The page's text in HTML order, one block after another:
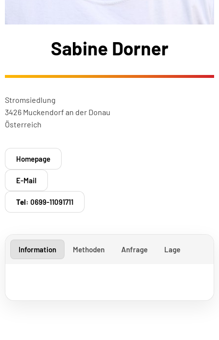
Sabine Dorner
Stromsiedlung
3426 Muckendorf an der Donau
Österreich
Homepage
E-Mail
Tel: 0699-11091711
Information Methoden Anfrage Lage